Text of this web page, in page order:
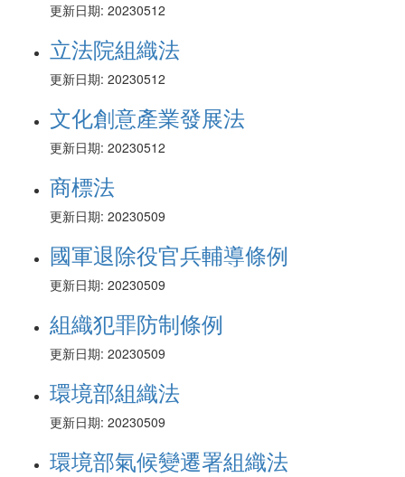
更新日期: 20230512
立法院組織法
更新日期: 20230512
文化創意產業發展法
更新日期: 20230512
商標法
更新日期: 20230509
國軍退除役官兵輔導條例
更新日期: 20230509
組織犯罪防制條例
更新日期: 20230509
環境部組織法
更新日期: 20230509
環境部氣候變遷署組織法